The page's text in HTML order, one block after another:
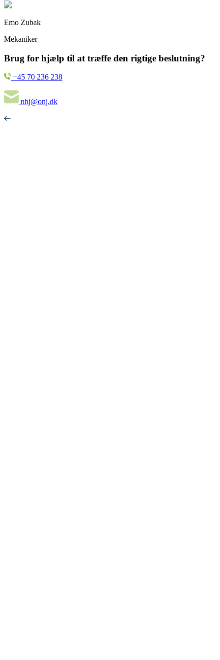
Emo Zubak
Mekaniker
Brug for hjælp til at træffe den rigtige beslutning?
+45 70 236 238
nhj@onj.dk